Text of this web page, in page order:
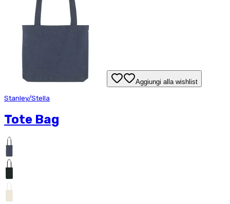
Aggiungi alla wishlist
Stanley/Stella
Tote Bag